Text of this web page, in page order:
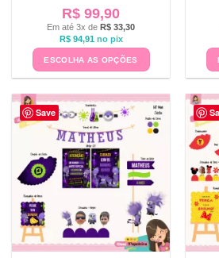
R$ 99,90
Em até 3x de R$ 33,30
R$94,91 no pix
ESCOLHA AS OPÇÕES
Save